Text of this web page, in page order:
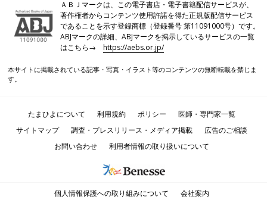
ＡＢＪマークは、この電子書店・電子書籍配信サービスが、
著作権者からコンテンツ使用許諾を得た正規版配信サービス
であることを示す登録商標（登録番号 第11091000号）です。
ABJマークの詳細、ABJマークを掲示しているサービスの一覧
はこちら→https://aebs.or.jp/
本サイトに掲載されている記事・写真・イラスト等のコンテンツの無断転載を禁じま
す。
たまひよについて 利用規約 ポリシー
医師・専門家一覧
サイトマップ
調査・プレスリリース・メディア掲載
広告のご相談
お問い合わせ
利用者情報の取り扱いについて
個人情報保護への取り組みについて 会社案内